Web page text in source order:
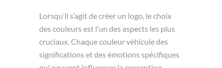
Lorsqu’il s’agit de créer un logo, le choix
des couleurs est l’un des aspects les plus
cruciaux. Chaque couleur véhicule des
significations et des émotions spécifiques